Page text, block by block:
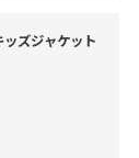
ズジャケット